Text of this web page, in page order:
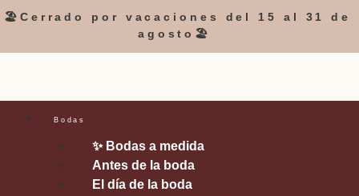
🏖️Cerrado por vacaciones del 15 al 31 de
agosto🏖️
Bodas
✨ Bodas a medida
Antes de la boda
El día de la boda